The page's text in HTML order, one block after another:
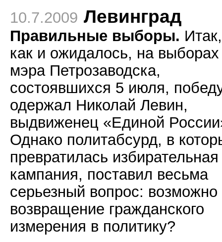
10.7.2009 Левинград
Правильные выборы. Итак,
как и ожидалось, на выборах
мэра Петрозаводска,
состоявшихся 5 июля,
одержал Николай Левин,
выдвиженец «Единой
Однако политабсурд, в
превратилась избирательная
кампания, поставил весьма
серьезный вопрос: возможно
возвращение гражданского
измерения в политику?